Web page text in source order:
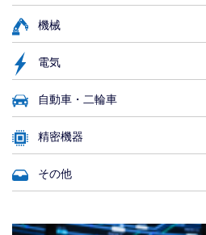
機械
電気
自動車・二輪車
精密機器
その他